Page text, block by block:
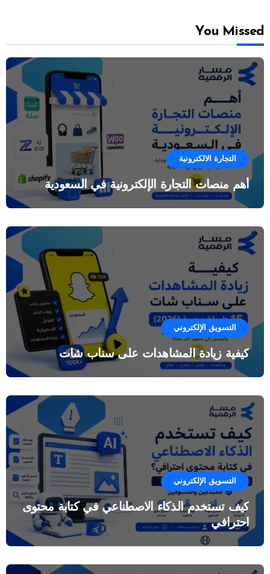
You Missed
التجارة الالكترونية
أهم منصات التجارة الإلكترونية في السعودية
التسويق الإلكتروني
كيفية زيادة المشاهدات على سناب شات
التسويق الإلكتروني
كيف تستخدم الذكاء الاصطناعي في كتابة محتوى
احترافي